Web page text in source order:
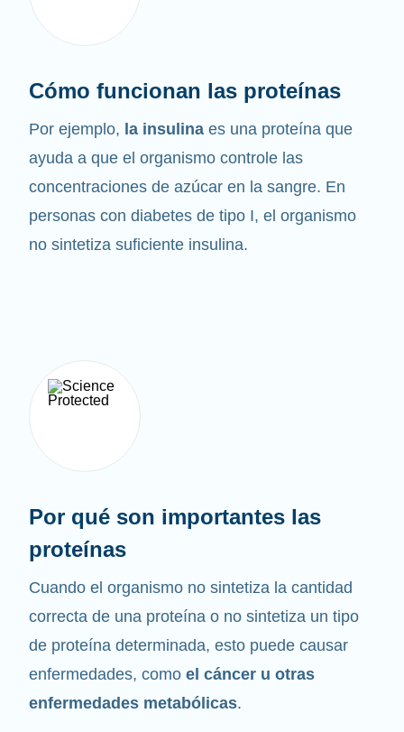
Cómo funcionan las proteínas
Por ejemplo, la insulina es una proteína que
ayuda a que el organismo controle las
concentraciones de azúcar en la sangre. En
personas con diabetes de tipo I, el organismo
no sintetiza suficiente insulina.
Por qué son importantes las
proteínas
Cuando el organismo no sintetiza la cantidad
correcta de una proteína o no sintetiza un tipo
de proteína determinada, esto puede causar
enfermedades, como el cáncer u otras
enfermedades metabólicas.